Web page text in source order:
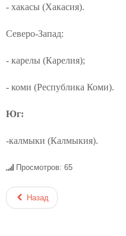
- хакасы (Хакасия).
Северо‑Запад:
- карелы (Карелия);
- коми (Республика Коми).
Юг:
-калмыки (Калмыкия).
Просмотров: 65
Назад